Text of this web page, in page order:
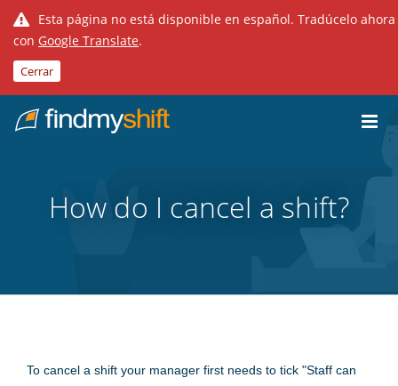
Esta página no está disponible en español. Tradúcelo ahora
con Google Translate.
Cerrar
Inicio
How do I cancel a shift?
To cancel a shift your manager first needs to tick "Staff can